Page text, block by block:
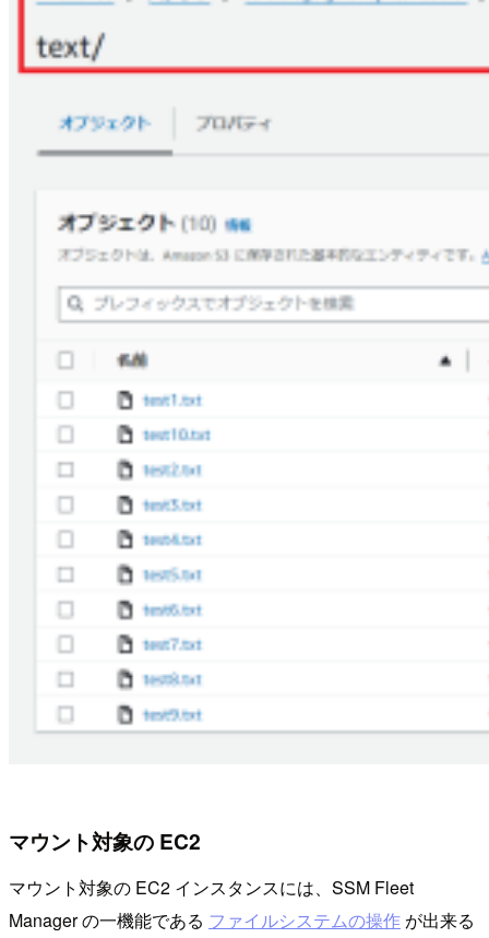
マウント対象の EC2
マウント対象の EC2 インスタンスには、SSM Fleet
Manager の一機能である ファイルシステムの操作 が出来る